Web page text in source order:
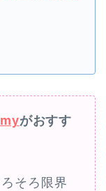
がおすす
そろ限界